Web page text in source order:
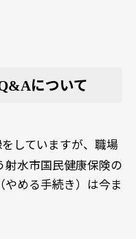
について
していますが、職場
水市国民健康保険の
める手続き）は今ま